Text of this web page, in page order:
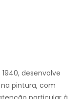
desenvolve
pintura, com